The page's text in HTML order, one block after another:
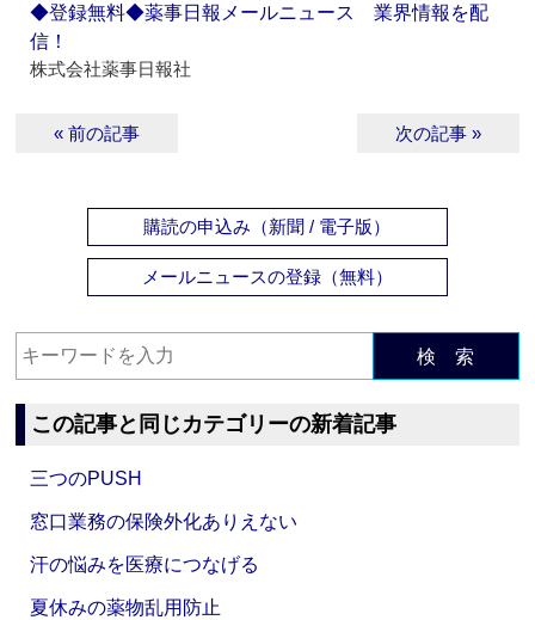
◆登録無料◆薬事日報メールニュース 業界情報を配
信！
株式会社薬事日報社
« 前の記事 次の記事 »
購読の申込み（新聞 / 電子版）
メールニュースの登録（無料）
検 索
この記事と同じカテゴリーの新着記事
三つのPUSH
窓口業務の保険外化ありえない
汗の悩みを医療につなげる
夏休みの薬物乱用防止